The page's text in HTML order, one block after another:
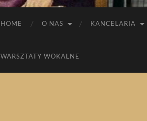
HOME O NAS KANCELARIA
WARSZTATY WOKALNE